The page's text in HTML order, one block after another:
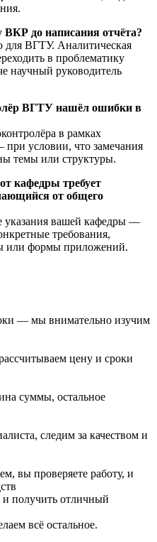
до написания отчёта?
для ВГТУ. Аналитическая
в проблематику
научный руководитель
ВГТУ нашёл ошибки в
в рамках
при условии, что замечания
темы или структуры.
кафедры требует
от общего
указания вашей кафедры —
требования,
или формы приложений.
— мы внимательно изучим
цену и сроки
суммы, остальное
следим за качеством и
вы проверяете работу, и
и получить отличный
всё остальное.